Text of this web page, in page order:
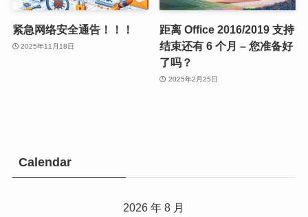
紧急网络安全通告！！！
2025年11月18日
距离 Office 2016/2019 支持
结束还有 6 个月 – 您准备好
了吗？
2025年2月25日
Calendar
2026 年 8 月